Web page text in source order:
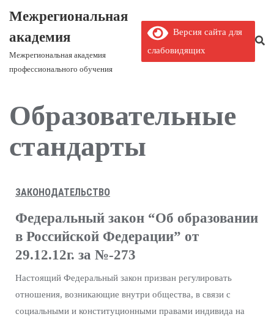
Межрегиональная
академия
Межрегиональная академия
профессионального обучения
Версия сайта для
слабовидящих
Образовательные
стандарты
ЗАКОНОДАТЕЛЬСТВО
Федеральный закон “Об образовании
в Российской Федерации” от
29.12.12г. за №-273
Настоящий Федеральный закон призван регулировать
отношения, возникающие внутри общества, в связи с
социальными и конституционными правами индивида на